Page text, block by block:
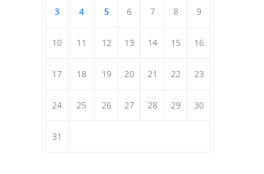
3 4 5 6 7 8 9
10 11 12 13 14 15 16
17 18 19 20 21 22 23
24 25 26 27 28 29 30
31